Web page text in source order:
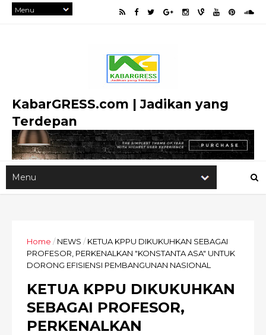
KabarGRESS.com | Jadikan yang
Terdepan
Home / NEWS / KETUA KPPU DIKUKUHKAN SEBAGAI
PROFESOR, PERKENALKAN "KONSTANTA ASA" UNTUK
DORONG EFISIENSI PEMBANGUNAN NASIONAL
KETUA KPPU DIKUKUHKAN
SEBAGAI PROFESOR,
PERKENALKAN